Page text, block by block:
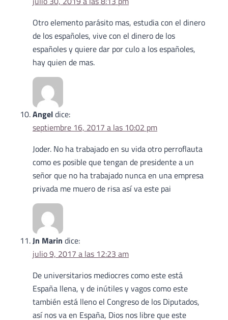
Otro elemento parásito mas, estudia con el dinero
de los españoles, vive con el dinero de los
españoles y quiere dar por culo a los españoles,
hay quien de mas.
Angeldice:
septiembre 16, 2017 a las 10:02 pm
Joder. No ha trabajado en su vida otro perroflauta
como es posible que tengan de presidente a un
señor que no ha trabajado nunca en una empresa
privada me muero de risa así va este pai
Jn Marin dice:
julio 9, 2017 a las 12:23 am
De universitarios mediocres como este está
España llena, y de inútiles y vagos como este
también está lleno el Congreso de los Diputados,
así nos va en España, Dios nos libre que este